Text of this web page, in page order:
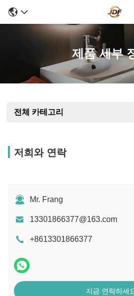
제품 세부
전체 카테고리
저희와 연락
Mr. Frang
13301866377@163.com
+8613301866377
지금 연락하세